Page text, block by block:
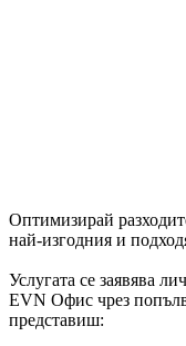
Оптимизирай
най-изгодния и
Услугата се заявява
EVN Офис чрез
представиш: